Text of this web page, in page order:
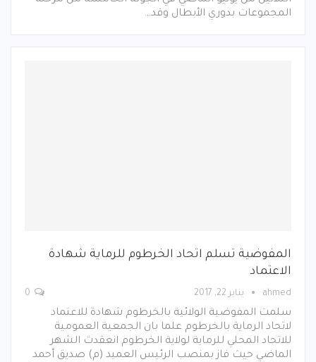
المجموعات بدوري الأبطال وقد…
المفوضية تسلم اتحاد الخرطوم للرماية شهادة
الاعتماد
ahmed يناير 22, 2017
سلمت المفوضية الولائية بالخرطوم شهادة للاعتماد
لاتحاد الرماية بالخرطوم علما بان الجمعية العمومية
للاتحاد المحلي للرماية لولاية الخرطوم انعقدت الشهر
الماضي حيث فاز بمنصب الرئيس العميد (م) صديق أحمد